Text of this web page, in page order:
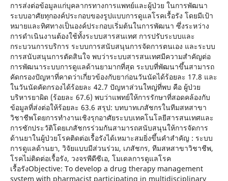
การส่งต่อข้อมูลแก่บุคลากรทางการแพทย์และผู้ป่วย ในการพัฒนา
ระบบอาศัยทุกองค์ประกอบของรูปแบบการดูแลโรคเรื้อรัง โดยมีเป้า
หมายและทิศทางเป็นองค์ประกอบเริ่มต้นในการพัฒนา ซึ่งระหว่าง
การดำเนินงานต้องใช้ทั้งระบบสารสนเทศ การปรับระบบและ
กระบวนการบริการ ระบบการสนับสนุนการจัดการตนเอง และระบบ
การสนับสนุนการตัดสินใจ พบว่าระบบสารสนเทศมีความสำคัญต่อ
การพัฒนาระบบการดูแลด้านยามากที่สุด ระบบที่พัฒนาขึ้นสามารถ
คัดกรองปัญหาที่คาดว่าเกี่ยวข้องกับยาก่อนวันนัดได้ร้อยละ 17.8 และ
ในวันนัดคัดกรองได้ร้อยละ 42.7 ปัญหาส่วนใหญ่ที่พบ คือ ผู้ป่วย
บริหารยาผิด (ร้อยละ 67.6) พบว่าแพทย์ให้การรักษาที่สอดคล้องกับ
ข้อมูลที่ส่งต่อให้ร้อยละ 63.6 สรุป: บทบาทเภสัชกรในทีมสหสาขา
วิชาชีพโดยการทำงานเชิงรุกอาศัยระบบเทคโนโลยีสารสนเทศและ
การซักประวัติโดยเภสัชกรร่วมกันสามารถสนับสนุนให้การจัดการ
ด้านยาในผู้ป่วยโรคติดต่อเรื้อรังได้เหมาะสมยิ่งขึ้นคำสำคัญ : ระบบ
การดูแลด้านยา, วิจัยแบบมีส่วนร่วม, เภสัชกร, ทีมสหสาขาวิชาชีพ,
โรคไม่ติดต่อเรื้อรัง, วงจรพีดีซีเอ, โมเดลการดูแลโรค
เรื้อรังObjective: To develop a drug therapy management
system with pharmacist participating in multidisciplinary